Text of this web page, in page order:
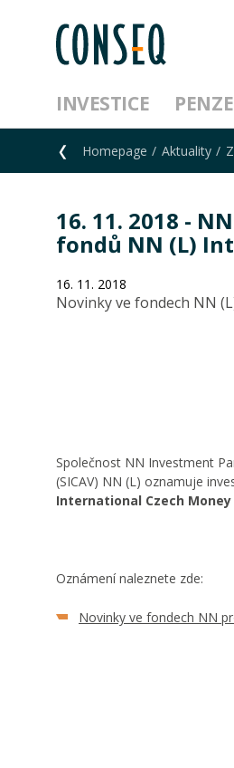
INVESTICE PENZE
Homepage Aktuality
16. 11. 2018 -
fondů NN (L)
16. 11. 2018
Novinky ve fondech NN
Společnost NN Investment
(SICAV) NN (L) oznamuje
International Czech
Oznámení naleznete zde:
Novinky ve fondech NN